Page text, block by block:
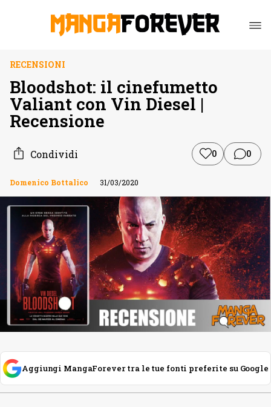
RECENSIONI
Bloodshot: il cinefumetto
Valiant con Vin Diesel |
Recensione
Condividi 0 0
Domenico Bottalico 31/03/2020
Aggiungi MangaForever tra le tue fonti preferite su Google